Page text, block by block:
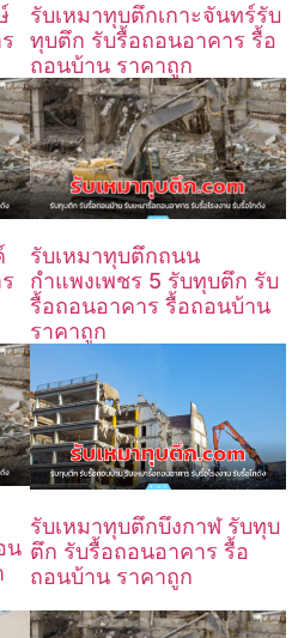
รับเหมาทุบตึกเกาะจันทร์รับ
ทุบตึก รับรื้อถอนอาคาร รื้อ
ถอนบ้าน ราคาถูก
รับเหมาทุบตึกถนน
กำแพงเพชร 5 รับทุบตึก รับ
รื้อถอนอาคาร รื้อถอนบ้าน
ราคาถูก
น
รับเหมาทุบตึกบึงกาฬ รับทุบ
ตึก รับรื้อถอนอาคาร รื้อ
ถอนบ้าน ราคาถูก